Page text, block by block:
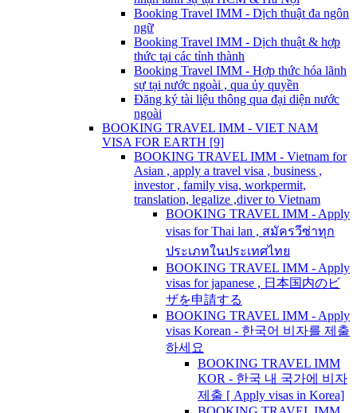
Booking Travel IMM - Dịch thuật đa ngôn
ngữ
Booking Travel IMM - Dịch thuật & hợp
thức tại các tỉnh thành
Booking Travel IMM - Hợp thức hóa lãnh
sự tại nước ngoài , qua ủy quyền
Đăng ký tài liệu thông qua đại diện nước
ngoài
BOOKING TRAVEL IMM - VIET NAM
VISA FOR EARTH [9]
BOOKING TRAVEL IMM - Vietnam for
Asian , apply a travel visa , business ,
investor , family visa, workpermit,
translation, legalize ,diver to Vietnam
BOOKING TRAVEL IMM - Apply
visas for Thai lan , สมัครวีซ่าทุก
ประเภทในประเทศไทย
BOOKING TRAVEL IMM - Apply
visas for japanese , 日本国内のビ
ザを申請する
BOOKING TRAVEL IMM - Apply
visas Korean - 한국어 비자를 제출
하세요
BOOKING TRAVEL IMM
KOR - 한국 내 국가에 비자
제출 [ Apply visas in Korea]